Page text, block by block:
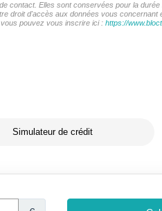
Elles sont conservées pour la
droit d'accès aux données vous
pouvez vous inscrire ici : https://
Simulateur de crédit